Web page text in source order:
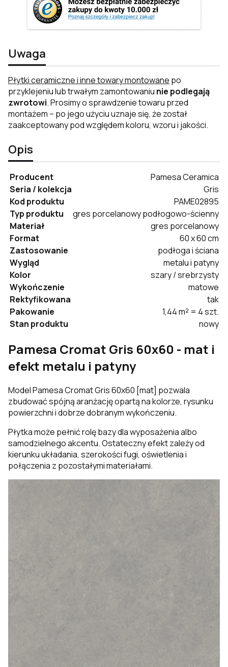
Uwaga
Płytki ceramiczne i inne towary montowane po
przyklejeniu lub trwałym zamontowaniu nie podlegają
zwrotowi. Prosimy o sprawdzenie towaru przed
montażem – po jego użyciu uznaje się, że został
zaakceptowany pod względem koloru, wzoru i jakości.
Opis
Producent
Pamesa Ceramica
Seria / kolekcja
Gris
Kod produktu
PAME02895
Typ produktu
gres porcelanowy podłogowo-ścienny
Materiał
gres porcelanowy
Format
60 x 60 cm
Zastosowanie
podłoga i ściana
Wygląd
metalu i patyny
Kolor
szary / srebrzysty
Wykończenie
matowe
Rektyfikowana
tak
Pakowanie
1,44 m² = 4 szt.
Stan produktu
nowy
Pamesa Cromat Gris 60x60 - mat i
efekt metalu i patyny
Model Pamesa Cromat Gris 60x60 [mat] pozwala
zbudować spójną aranżację opartą na kolorze, rysunku
powierzchni i dobrze dobranym wykończeniu.
Płytka może pełnić rolę bazy dla wyposażenia albo
samodzielnego akcentu. Ostateczny efekt zależy od
kierunku układania, szerokości fugi, oświetlenia i
połączenia z pozostałymi materiałami.